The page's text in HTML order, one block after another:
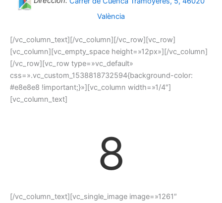
València
[/vc_column_text][/vc_column][/vc_row][vc_row]
[vc_column][vc_empty_space height=»12px»][/vc_column]
[/vc_row][vc_row type=»vc_default»
css=».vc_custom_1538818732594{background-color:
#e8e8e8 !important;}»][vc_column width=»1/4″]
[vc_column_text]
8
[/vc_column_text][vc_single_image image=»1261″